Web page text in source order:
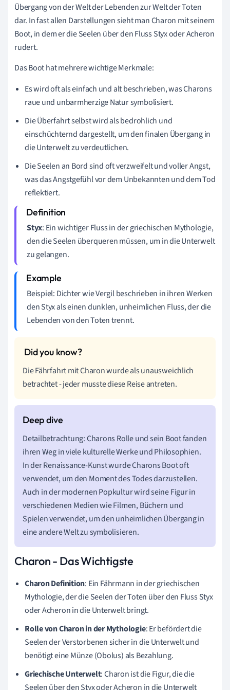
Übergang von der Welt der Lebenden zur Welt der Toten
dar. In fast allen Darstellungen sieht man Charon mit seinem
Boot, in dem er die Seelen über den Fluss Styx oder Acheron
rudert.
Das Boot hat mehrere wichtige Merkmale:
Es wird oft als einfach und alt beschrieben, was Charons
raue und unbarmherzige Natur symbolisiert.
Die Überfahrt selbst wird als bedrohlich und
einschüchternd dargestellt, um den finalen Übergang in
die Unterwelt zu verdeutlichen.
Die Seelen an Bord sind oft verzweifelt und voller Angst,
was das Angstgefühl vor dem Unbekannten und dem Tod
reflektiert.
Styx: Ein wichtiger Fluss in der griechischen Mythologie,
den die Seelen überqueren müssen, um in die Unterwelt
zu gelangen.
Beispiel: Dichter wie Vergil beschrieben in ihren Werken
den Styx als einen dunklen, unheimlichen Fluss, der die
Lebenden von den Toten trennt.
Die Fährfahrt mit Charon wurde als unausweichlich
betrachtet - jeder musste diese Reise antreten.
Detailbetrachtung: Charons Rolle und sein Boot fanden
ihren Weg in viele kulturelle Werke und Philosophien.
In der Renaissance-Kunst wurde Charons Boot oft
verwendet, um den Moment des Todes darzustellen.
Auch in der modernen Popkultur wird seine Figur in
verschiedenen Medien wie Filmen, Büchern und
Spielen verwendet, um den unheimlichen Übergang in
eine andere Welt zu symbolisieren.
Charon - Das Wichtigste
Charon Definition: Ein Fährmann in der griechischen
Mythologie, der die Seelen der Toten über den Fluss Styx
oder Acheron in die Unterwelt bringt.
Rolle von Charon in der Mythologie: Er befördert die
Seelen der Verstorbenen sicher in die Unterwelt und
benötigt eine Münze (Obolus) als Bezahlung.
Griechische Unterwelt: Charon ist die Figur, die die
Seelen über den Styx oder Acheron in die Unterwelt